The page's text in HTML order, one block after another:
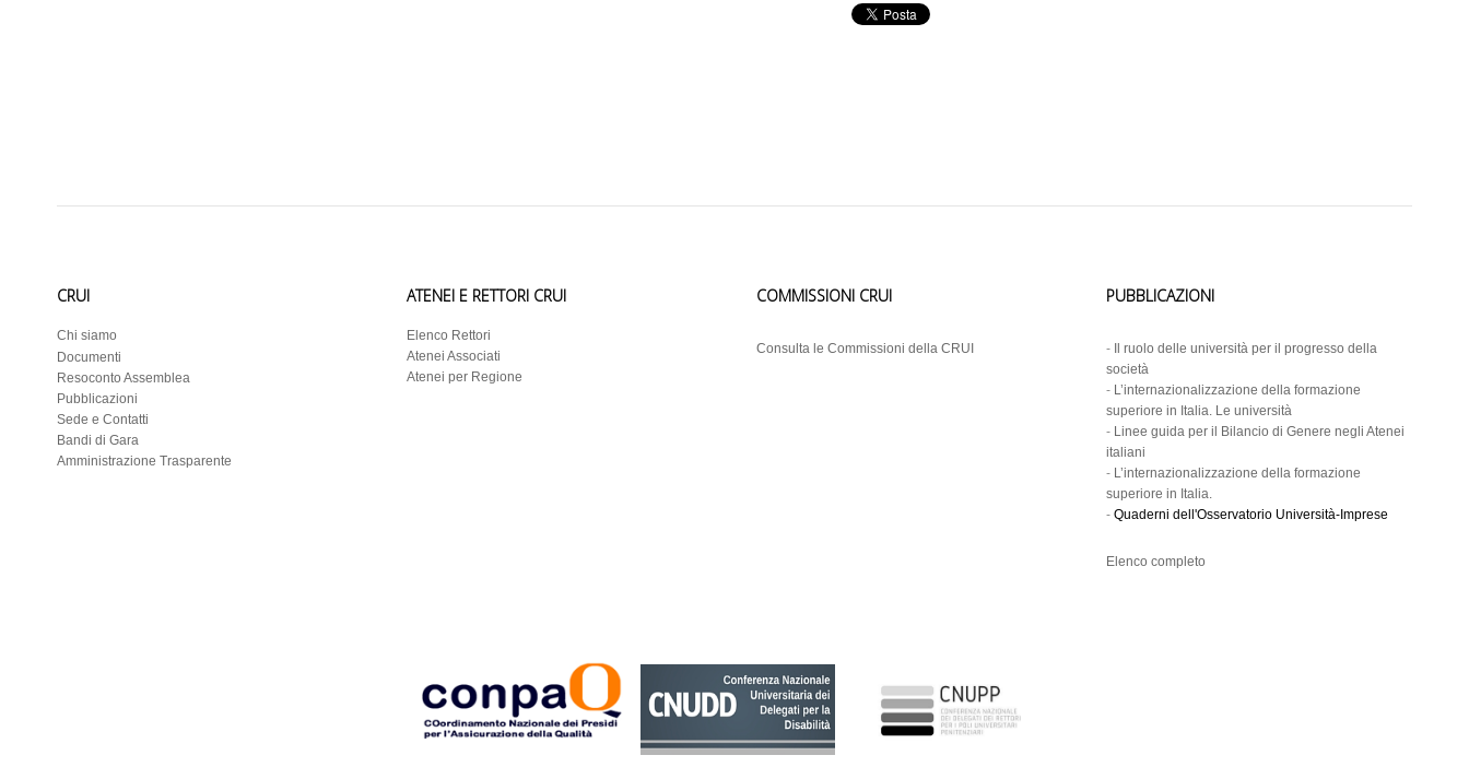
CRUI
Chi siamo
Documenti
Resoconto Assemblea
Pubblicazioni
Sede e Contatti
Bandi di Gara
Amministrazione Trasparente
ATENEI E RETTORI CRUI
Elenco Rettori
Atenei Associati
Atenei per Regione
COMMISSIONI CRUI
Consulta le Commissioni della CRUI
PUBBLICAZIONI
-
Il ruolo delle università per il progresso della
società
- L’internazionalizzazione della formazione
superiore in Italia. Le università
- Linee guida per il Bilancio di Genere negli Atenei
italiani
- L’internazionalizzazione della formazione
superiore in Italia.
- Quaderni dell'Osservatorio Università-Imprese
Elenco completo